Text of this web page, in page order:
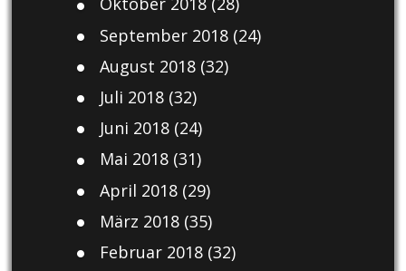
September 2018(24)
August 2018(32)
Juli 2018(32)
Juni 2018(24)
Mai 2018(31)
April 2018(29)
März 2018(35)
Februar 2018(32)